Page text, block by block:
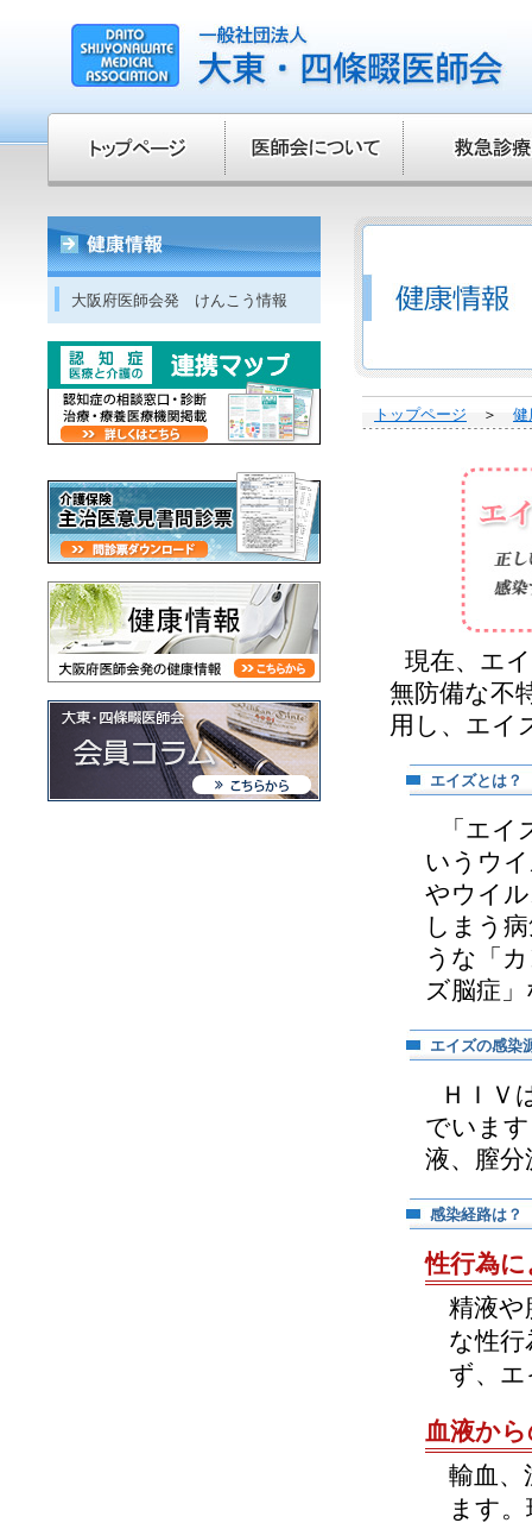
大阪府医師会発 けんこう情報
トップページ ＞ 健
現在、エ
無防備な不
用し、エイ
エイズとは？
「エ
いうウ
やウイ
しまう
うな「
ズ脳症
エイズの感染
ＨＩＶ
でいま
液、膣
感染経路は？
性行為
精液や
な性
ず、
血液か
輸血、
ます